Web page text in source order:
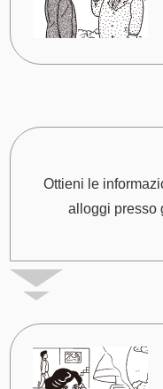
Ottieni le
alloggi presso